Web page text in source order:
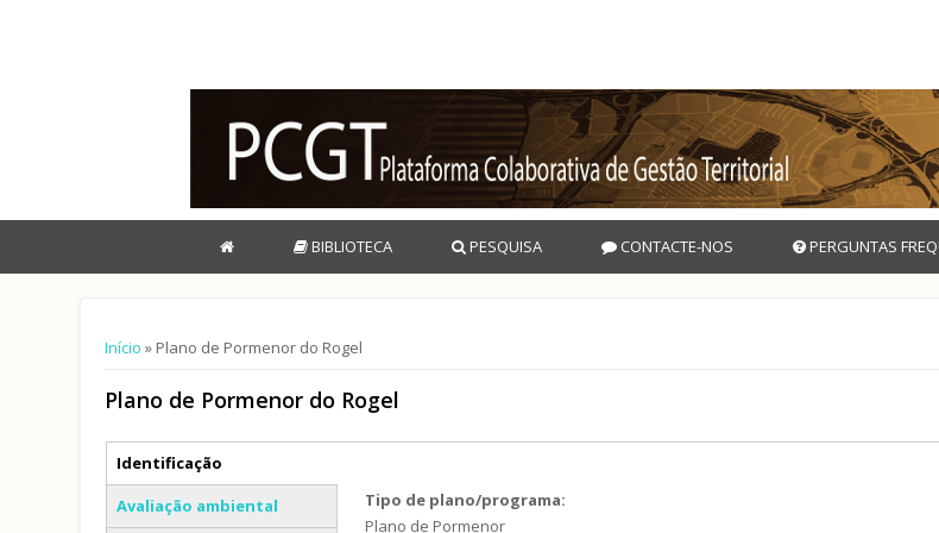
BIBLIOTECA PESQUISA CONTACTE-NOS PERGUNTAS
Está aqui
Início » Plano de Pormenor do Rogel
Plano de Pormenor do Rogel
Separadores verticais
Identificação
(separador ativo)
Avaliação ambiental
Tipo de plano/programa:
Plano de Pormenor